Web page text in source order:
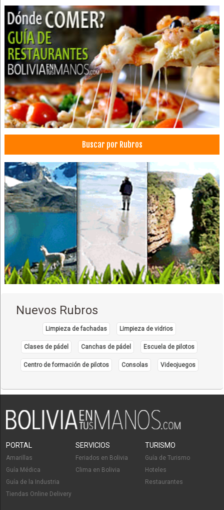
Oftalmología
Oculistas
Oculoplástica
Centros Médicos
Salud: Centros Médicos
Envío de flores y Regalos
Citología
Laboratorios de Análisis Patológicos
Buscar por Rubros
Nuevos Rubros
Limpieza de fachadas Limpieza de vidrios
Clases de pádel Canchas de pádel Escuela de pilotos
Centro de formación de pilotos Consolas Videojuegos
PORTAL
Amarillas
Guía Médica
Guía de la Industria
Tiendas Online Delivery
SERVICIOS
Feriados en Bolivia
Clima en Bolivia
TURISMO
Guía de Turismo
Hoteles
Restaurantes